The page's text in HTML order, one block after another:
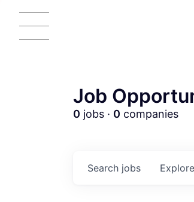
Job
0 jobs · 0 companies
Search jobs Explore